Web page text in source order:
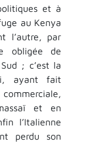
et à
au Kenya
l’autre, par
obligée de
; c’est la
ayant fait
et en
l’Italienne
perdu son